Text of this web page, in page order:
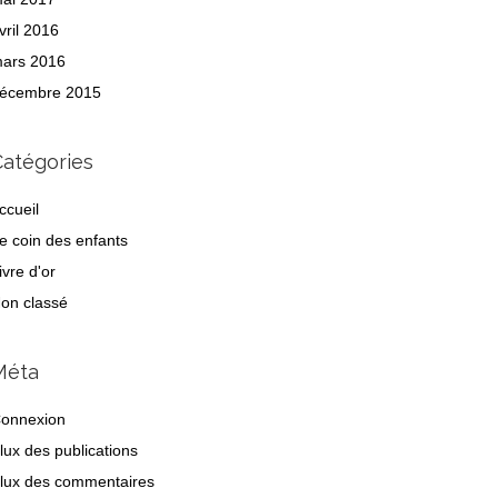
2016
2016
2015
coin des enfants
d'or
classé
des publications
des commentaires